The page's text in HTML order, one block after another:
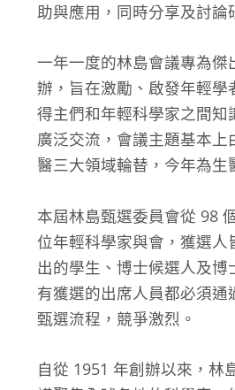
助與應用，同時分享及討論
一年一度的林島會議專為傑
辦，旨在激勵、啟發年輕學
得主們和年輕科學家之間知
廣泛交流，會議主題基本上
醫三大領域輪替，今年為生
本屆林島甄選委員會從 98
位年輕科學家與會，獲選人
出的學生、博士候選人及博
有獲選的出席人員都必須通
甄選流程，競爭激烈。
自從 1951 年創辦以來，林